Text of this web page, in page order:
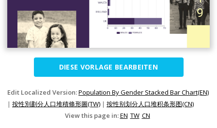
DIESE VORLAGE BEARBEITEN
Edit Localized Version:Population By Gender Stacked Bar Chart(EN)
| 按性別劃分人口堆積條形圖(TW) | 按性别划分人口堆积条形图(CN)
View this page in:EN TW CN